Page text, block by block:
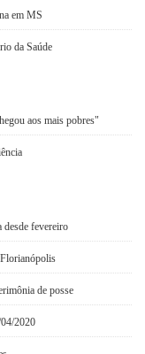
em MS
da Saúde
aos mais pobres"
desde fevereiro
de posse
2020